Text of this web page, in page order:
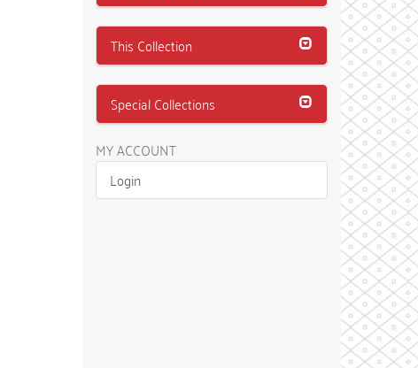
This Collection
Special Collections
MY ACCOUNT
Login